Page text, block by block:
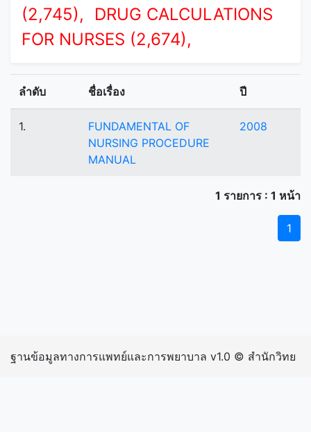
(2,745),
DRUG CALCULATIONS
FOR NURSES (2,674),
ลำดับ ชื่อเรื่อง ปี
1.
FUNDAMENTAL OF
NURSING PROCEDURE
MANUAL
2008
1 รายการ : 1 หน้า
1
ฐานข้อมูลทางการแพทย์และการพยาบาล v1.0 © สำนักวิทย